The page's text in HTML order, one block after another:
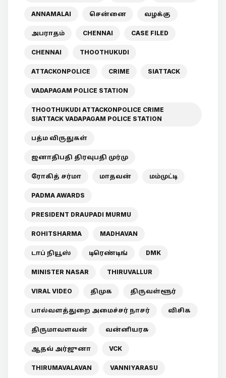
ANNAMALAI சென்னை வழக்கு
அபராதம் CHENNAI CASE FILED
CHENNAI THOOTHUKUDI
ATTACKONPOLICE CRIME SIATTACK
VADAPAGAM POLICE STATION
THOOTHUKUDI ATTACKONPOLICE CRIME
SIATTACK VADAPAGAM POLICE STATION
பத்ம விருதுகள்
ஜனாதிபதி திரவுபதி முர்மு
ரோகித் சர்மா மாதவன் மம்முட்டி
PADMA AWARDS
PRESIDENT DRAUPADI MURMU
ROHITSHARMA MADHAVAN
டாப் நியூஸ் டிரெண்டிங் DMK
MINISTER NASAR THIRUVALLUR
VIRAL VIDEO திமுக திருவள்ளூர்
பால்வளத்துறை அமைச்சர் நாசர் விசிக
திருமாவளவன் வன்னியரசு
ஆதவ் அர்ஜுனா VCK
THIRUMAVALAVAN VANNIYARASU